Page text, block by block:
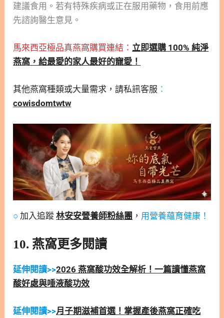
建議食用。若有特殊疾病或正在服用藥物，食用前應
先諮詢醫生意見。
馬來西亞極品真燕窩購買連結： 立即選購 100% 純淨
燕窩，給最愛的家人最好的寵愛！
其他燕窩種類或大量需求，請私訊客服 ：
cowisdomtwtw
○加入追蹤林安安營養師粉絲團 ， 用營養蘊育健康！
10. 燕窩更多閱讀
延伸閱讀>>2026 燕窩酸功效全解析！一篇讀懂燕窩
酸好處與唾液酸功效
延伸閱讀>>月子期滋補首選！掌握產後燕窩正確吃